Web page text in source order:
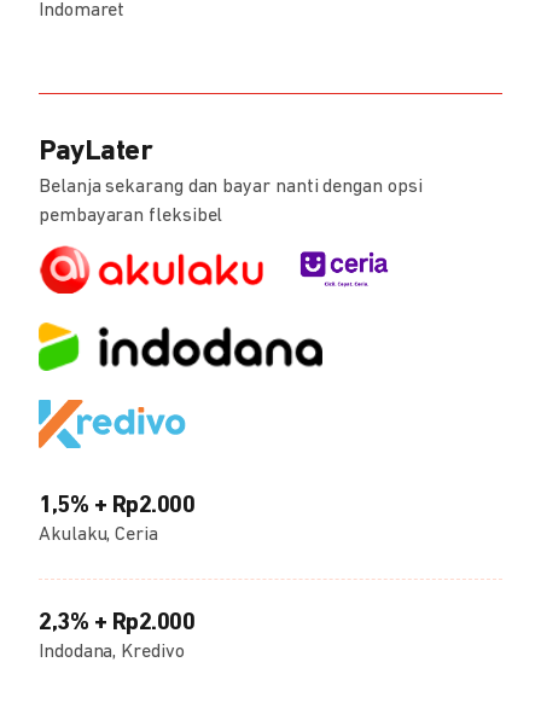
Indomaret
PayLater
Belanja sekarang dan bayar nanti dengan opsi
pembayaran fleksibel
1,5% + Rp2.000
Akulaku, Ceria
2,3% + Rp2.000
Indodana, Kredivo